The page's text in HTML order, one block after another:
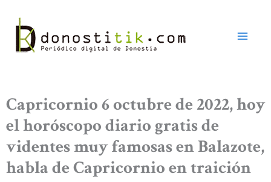
contenido
Capricornio 6 octubre de 2022, hoy
el horóscopo diario gratis de
videntes muy famosas en Balazote,
habla de Capricornio en traición